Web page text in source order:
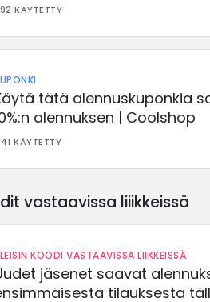
KÄYTETTY
tätä alennuskuponkia
alennuksen | Coolshop
KÄYTETTY
vastaavissa liiikkeissä
KOODI VASTAAVISSA LIIKKEISSÄ
jäsenet saavat
tilauksesta